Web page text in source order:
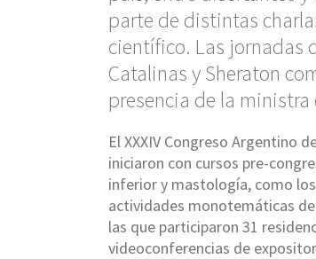
parte de distintas
científico. Las jornadas
Catalinas y Sheraton
presencia de la
El XXXIV Congreso Argentino
iniciaron con cursos pre-
inferior y mastología, como
actividades monotemáticas
las que participaron 31
videoconferencias de